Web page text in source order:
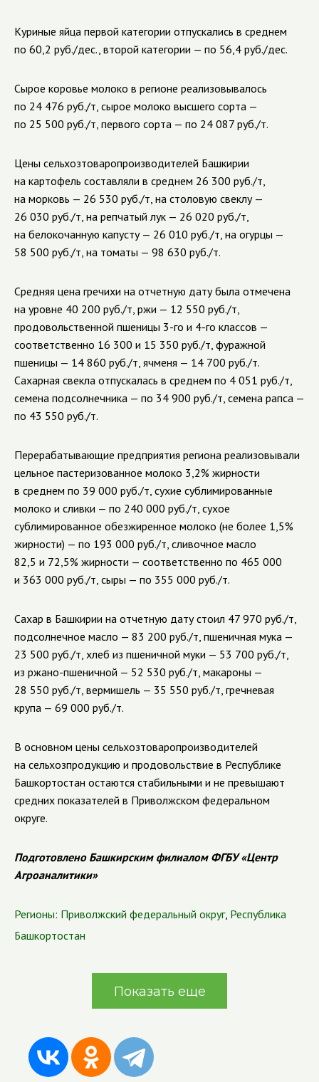
Куриные яйца первой категории отпускались в среднем
по 60,2 руб./дес., второй категории — по 56,4 руб./дес.
Сырое коровье молоко в регионе реализовывалось
по 24 476 руб./т, сырое молоко высшего сорта —
по 25 500 руб./т, первого сорта — по 24 087 руб./т.
Цены сельхозтоваропроизводителей Башкирии
на картофель составляли в среднем 26 300 руб./т,
на морковь — 26 530 руб./т, на столовую свеклу —
26 030 руб./т, на репчатый лук — 26 020 руб./т,
на белокочанную капусту — 26 010 руб./т, на огурцы —
58 500 руб./т, на томаты — 98 630 руб./т.
Средняя цена гречихи на отчетную дату была отмечена
на уровне 40 200 руб./т, ржи — 12 550 руб./т,
продовольственной пшеницы 3-го и 4-го классов —
соответственно 16 300 и 15 350 руб./т, фуражной
пшеницы — 14 860 руб./т, ячменя — 14 700 руб./т.
Сахарная свекла отпускалась в среднем по 4 051 руб./т,
семена подсолнечника — по 34 900 руб./т, семена рапса —
по 43 550 руб./т.
Перерабатывающие предприятия региона реализовывали
цельное пастеризованное молоко 3,2% жирности
в среднем по 39 000 руб./т, сухие сублимированные
молоко и сливки — по 240 000 руб./т, сухое
сублимированное обезжиренное молоко (не более 1,5%
жирности) — по 193 000 руб./т, сливочное масло
82,5 и 72,5% жирности — соответственно по 465 000
и 363 000 руб./т, сыры — по 355 000 руб./т.
Сахар в Башкирии на отчетную дату стоил 47 970 руб./т,
подсолнечное масло — 83 200 руб./т, пшеничная мука —
23 500 руб./т, хлеб из пшеничной муки — 53 700 руб./т,
из ржано-пшеничной — 52 530 руб./т, макароны —
28 550 руб./т, вермишель — 35 550 руб./т, гречневая
крупа — 69 000 руб./т.
В основном цены сельхозтоваропроизводителей
на сельхозпродукцию и продовольствие в Республике
Башкортостан остаются стабильными и не превышают
средних показателей в Приволжском федеральном
округе.
Подготовлено Башкирским филиалом ФГБУ «Центр
Агроаналитики»
Регионы: Приволжский федеральный округ, Республика
Башкортостан
Показать еще